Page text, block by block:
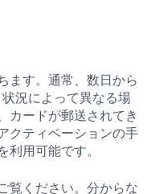
ます。通常、数日から
況によって異なる場
カードが郵送されてき
クティベーションの手
用可能です。
覧ください。分からな